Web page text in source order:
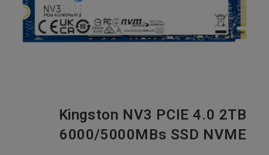
Kingston NV3 PCIE 4.0 2TB
6000/5000MBs SSD NVME